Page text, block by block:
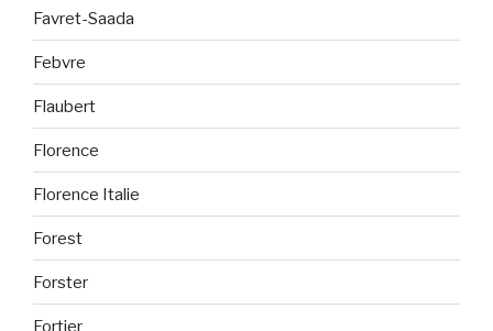
Favret-Saada
Febvre
Flaubert
Florence
Florence Italie
Forest
Forster
Fortier